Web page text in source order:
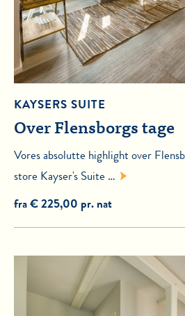
KAYSERS SUITE
Over Flensborgs tage
Vores absolutte highlight over
store Kayser's Suite …
fra € 225,00 pr. nat